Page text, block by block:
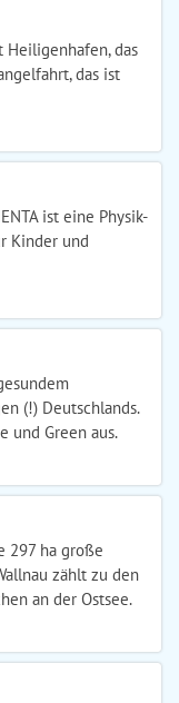
das
das ist
ist eine Physik-
Kinder und
(!) Deutschlands.
und Green aus.
297 ha große
zählt zu den
an der Ostsee.